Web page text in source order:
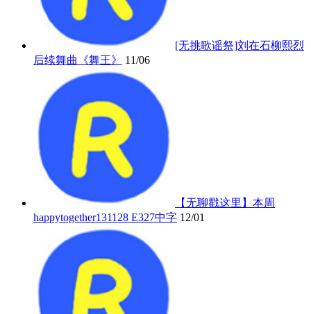
[无挑歌谣祭]刘在石柳熙烈
后续舞曲《舞王》
11/06
【无聊戳这里】本周
happytogether131128 E327中字 12/01